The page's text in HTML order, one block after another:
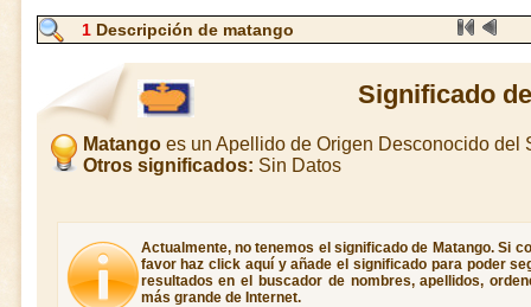
1 Descripción de matango
Significado
Matangoes un Apellido de Origen Desconocido del
Otros significados: Sin Datos
Actualmente, no tenemos el significado de Matango. Si
favor haz click aquí y añade el significado para poder
resultados en el buscador de nombres, apellidos,
más grande de Internet.